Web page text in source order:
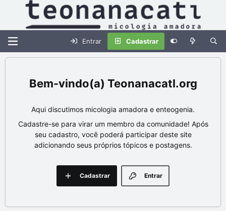
Entrar Cadastrar
Teonanacatl.org
Aqui discutimos micologia amadora e enteogenia.
Cadastre-se para virar um membro da comunidade! Após
seu cadastro, você poderá participar deste site
adicionando seus próprios tópicos e postagens.
Entrar
Cadastrar